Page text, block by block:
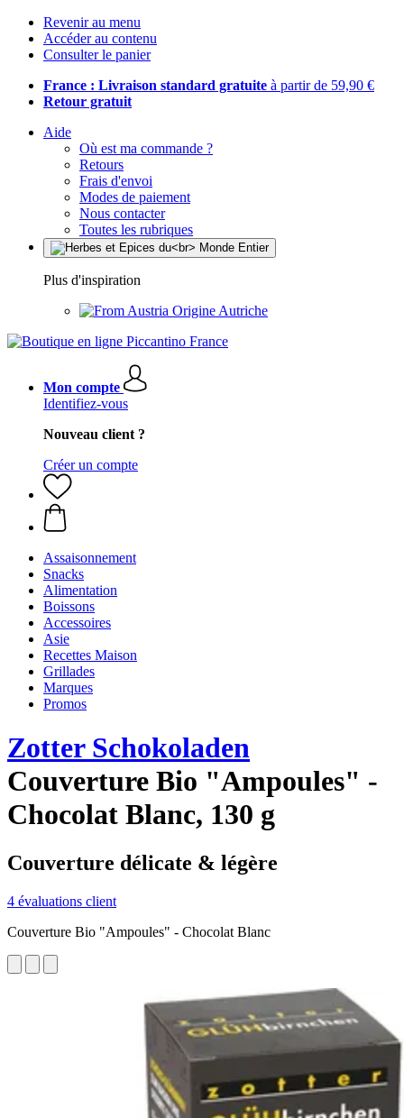
Revenir au menu
Accéder au contenu
Consulter le panier
France : Livraison standard gratuite à partir de 59,90 €
Retour gratuit
Aide
Où est ma commande ?
Retours
Frais d'envoi
Modes de paiement
Nous contacter
Toutes les rubriques
Plus d'inspiration
Origine Autriche
Mon compte
Identifiez-vous
Nouveau client ?
Créer un compte
Assaisonnement
Snacks
Alimentation
Boissons
Accessoires
Asie
Recettes Maison
Grillades
Marques
Promos
Zotter Schokoladen
Couverture Bio "Ampoules" -
Chocolat Blanc, 130 g
Couverture délicate & légère
4 évaluations client
Couverture Bio "Ampoules" - Chocolat Blanc